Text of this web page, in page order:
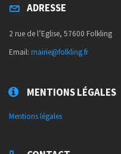
ADRESSE
2 rue de l’Eglise, 57600 Folkling
Email: mairie@folkling.fr
MENTIONS LÉGALES
Mentions légales